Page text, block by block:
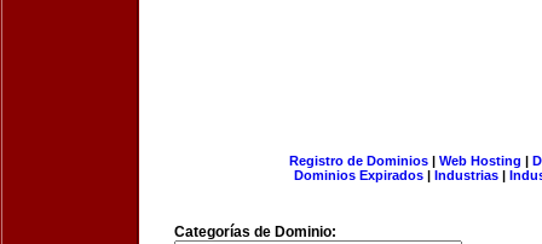
Registro de Dominios| Web Hosting |
Dominios Expirados | Industrias |
Categorías de Dominio: